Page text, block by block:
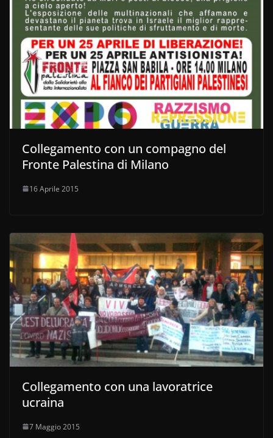
Collegamento con un compagno del
Fronte Palestina di Milano
16 Aprile 2015
Collegamento con una lavoratrice
ucraina
7 Maggio 2015